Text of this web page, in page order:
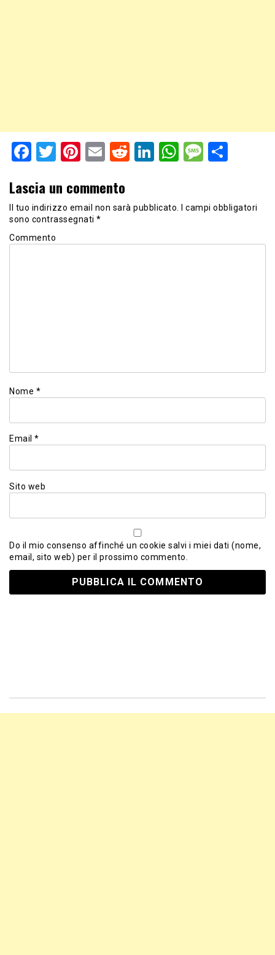
Facebook
Twitter
Pinterest
EmailRedditLinkedIn
WhatsApp
Lascia un commento
Il tuo indirizzo email non sarà pubblicato.
I campi obbligatori
sono contrassegnati *
Commento
Nome *
Email *
Sito web
Do il mio consenso affinché un cookie salvi i miei dati (nome,
email, sito web) per il prossimo commento.